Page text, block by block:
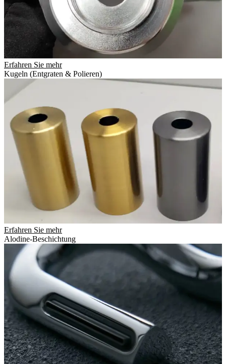
Erfahren Sie mehr
Kugeln (Entgraten & Polieren)
Erfahren Sie mehr
Alodine-Beschichtung